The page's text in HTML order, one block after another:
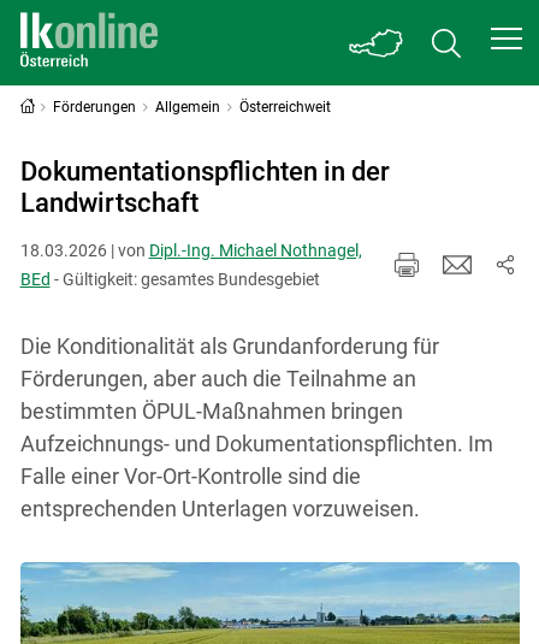
Förderungen Allgemein Österreichweit
Dokumentationspflichten in der
Landwirtschaft
18.03.2026 | von Dipl.-Ing. Michael Nothnagel,
BEd - Gültigkeit: gesamtes Bundesgebiet
Die Konditionalität als Grundanforderung für
Förderungen, aber auch die Teilnahme an
bestimmten ÖPUL-Maßnahmen bringen
Aufzeichnungs- und Dokumentationspflichten. Im
Falle einer Vor-Ort-Kontrolle sind die
entsprechenden Unterlagen vorzuweisen.